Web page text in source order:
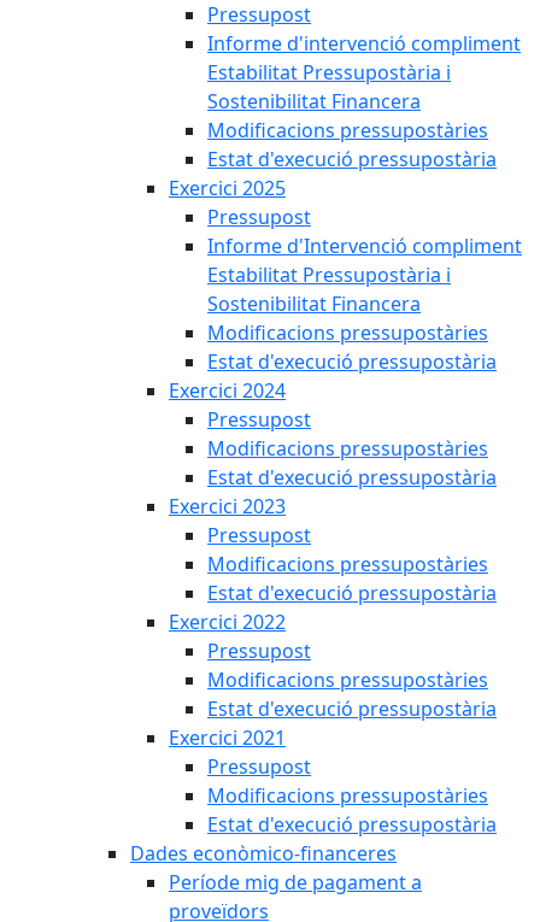
Pressupost
Informe d'intervenció compliment
Estabilitat Pressupostària i
Sostenibilitat Financera
Modificacions pressupostàries
Estat d'execució pressupostària
Exercici 2025
Pressupost
Informe d'Intervenció compliment
Estabilitat Pressupostària i
Sostenibilitat Financera
Modificacions pressupostàries
Estat d'execució pressupostària
Exercici 2024
Pressupost
Modificacions pressupostàries
Estat d'execució pressupostària
Exercici 2023
Pressupost
Modificacions pressupostàries
Estat d'execució pressupostària
Exercici 2022
Pressupost
Modificacions pressupostàries
Estat d'execució pressupostària
Exercici 2021
Pressupost
Modificacions pressupostàries
Estat d'execució pressupostària
Dades econòmico-financeres
Període mig de pagament a
proveïdors